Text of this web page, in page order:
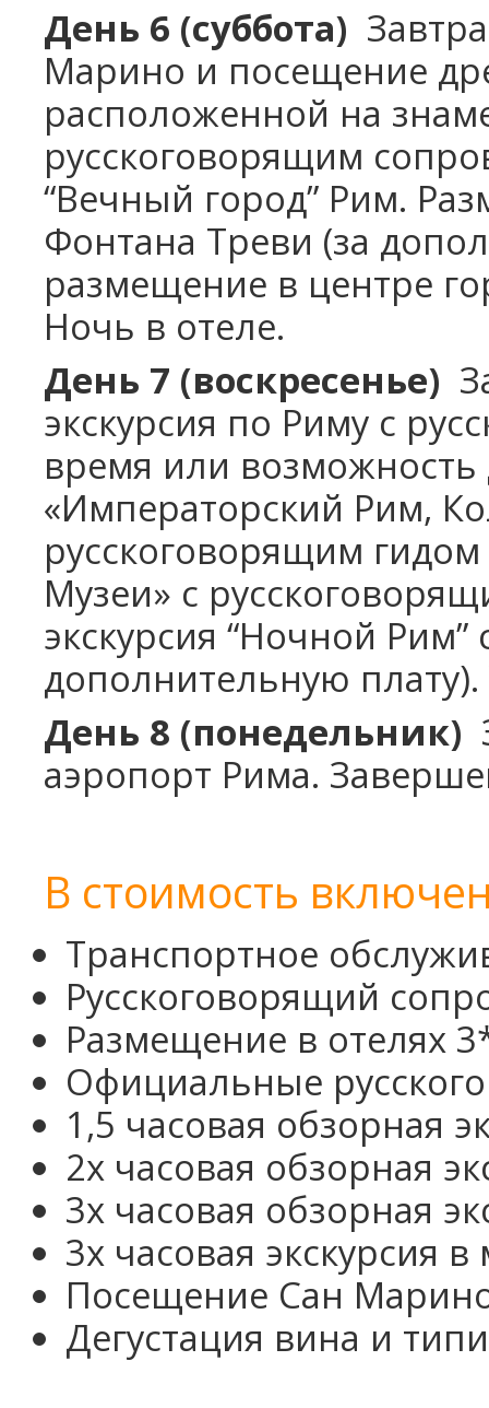
День 6 (суббота)
Марино и посещение
расположенной на
русскоговорящим
“Вечный город” Рим.
Фонтана Треви (за
размещение в центре
Ночь в отеле.
День 7 (воскресенье)
экскурсия по Риму с
время или
«Императорский Рим,
русскоговорящим
Музеи» с
экскурсия “Ночной
дополнительную
День 8 (понедельник)
аэропорт Рима.
В стоимость
Транспортное
Русскоговорящий
Размещение в отелях
Официальные
1,5 часовая обзорная
2х часовая обзорная
3х часовая обзорная
3х часовая экскурсия
Посещение Сан
Дегустация вина и